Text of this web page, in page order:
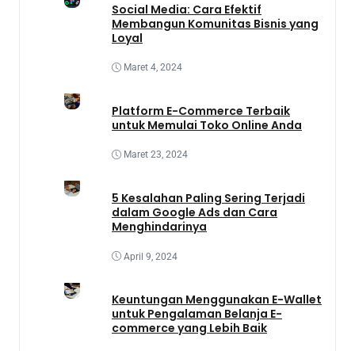
Social Media: Cara Efektif
Membangun Komunitas Bisnis yang
Loyal
Maret 4, 2024
Platform E-Commerce Terbaik
untuk Memulai Toko Online Anda
Maret 23, 2024
5 Kesalahan Paling Sering Terjadi
dalam Google Ads dan Cara
Menghindarinya
April 9, 2024
Keuntungan Menggunakan E-Wallet
untuk Pengalaman Belanja E-
commerce yang Lebih Baik